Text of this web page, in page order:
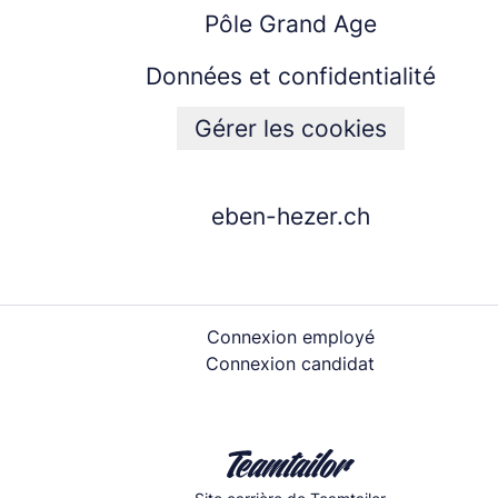
Pôle Grand Age
Données et confidentialité
Gérer les cookies
eben-hezer.ch
Connexion employé
Connexion candidat